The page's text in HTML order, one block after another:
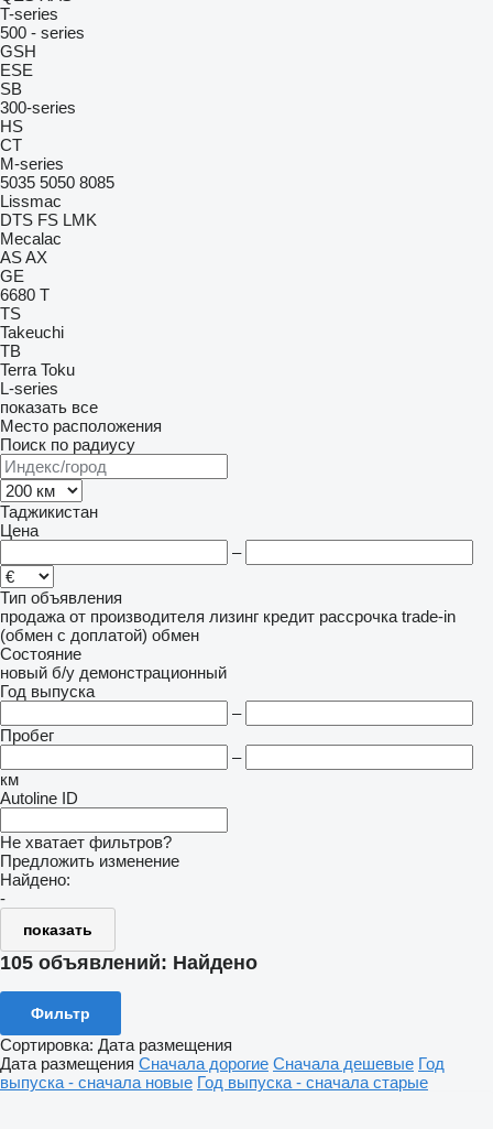
T-series
500 - series
GSH
ESE
SB
300-series
HS
CT
M-series
5035 5050 8085
Lissmac
DTS FS LMK
Mecalac
ASAX
GE
6680 T
TS
Takeuchi
TB
Terra Toku
L-series
показать все
Место расположения
Поиск по радиусу
Таджикистан
Цена
–
Тип объявления
продажа от производителя лизинг кредит рассрочка trade-in
(обмен с доплатой) обмен
Состояние
новый б/у демонстрационный
Год выпуска
–
Пробег
–
км
Autoline ID
Не хватает фильтров?
Предложить изменение
Найдено:
-
показать
105 объявлений: Найдено
Фильтр
Сортировка: Дата размещения
Дата размещения Сначала дорогие Сначала дешевые Год
выпуска - сначала новые Год выпуска - сначала старые